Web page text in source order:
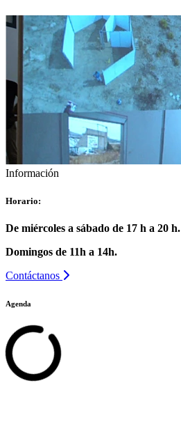
Información
Horario:
De miércoles a sábado de 17 h a 20 h.
Domingos de 11h a 14h.
Contáctanos
Agenda